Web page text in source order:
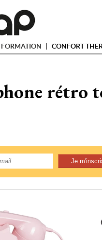
FORMATION CONFORT
rétro